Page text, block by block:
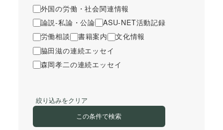
外国の労働・社会関連情報
論説-私論・公論
ASU-NET活動記録
労働相談
書籍案内
文化情報
脇田滋の連続エッセイ
森岡孝二の連続エッセイ
絞り込みをクリア
この条件で検索